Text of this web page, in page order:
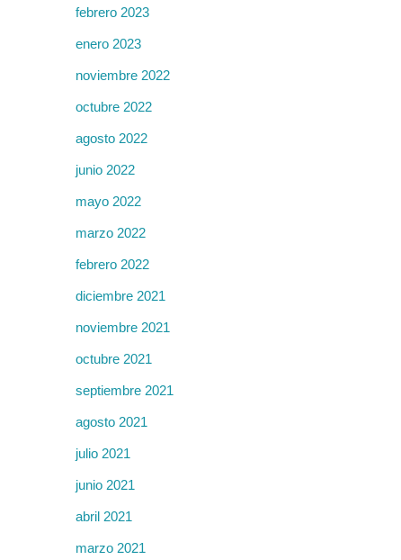
febrero 2023
enero 2023
noviembre 2022
octubre 2022
agosto 2022
junio 2022
mayo 2022
marzo 2022
febrero 2022
diciembre 2021
noviembre 2021
octubre 2021
septiembre 2021
agosto 2021
julio 2021
junio 2021
abril 2021
marzo 2021